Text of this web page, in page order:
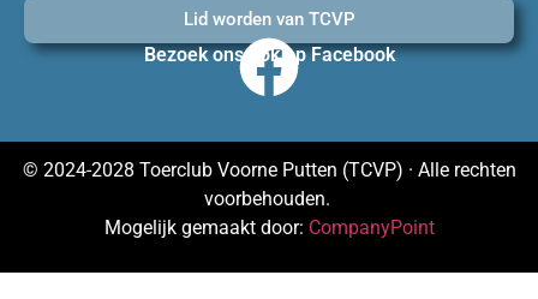
Lid worden van TCVP
Bezoek ons ook op Facebook
© 2024-2028 Toerclub Voorne Putten (TCVP) · Alle rechten
voorbehouden.
Mogelijk gemaakt door: CompanyPoint